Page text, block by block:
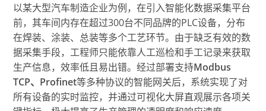
以某大型汽车制造企业为例，在引入智能化数据采集平台
前，其车间内存在超过300台不同品牌的PLC设备，分布
在焊装、涂装、总装等多个工艺环节。由于缺乏有效的数
据采集手段，工程师只能依靠人工巡检和手工记录来获取
生产信息，效率低且易出错。经过部署支持Modbus
TCP、Profinet等多种协议的智能网关后，系统实现了对
所有设备的实时监控，并通过可视化大屏直观展示各项关